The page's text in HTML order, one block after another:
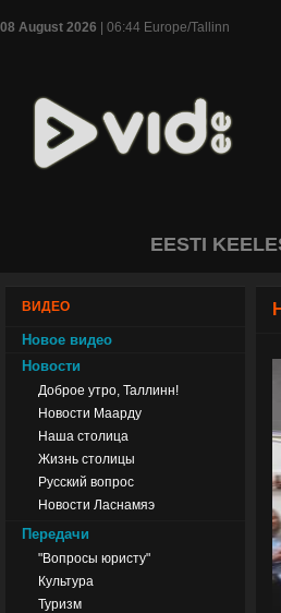
08 August 2026 | 06:44 Europe/Tallinn
EESTI
ВИДЕО
Новое видео
Новости
Доброе утро, Таллинн!
Новости Маарду
Наша столица
Жизнь столицы
Русский вопрос
Новости Ласнамяэ
Передачи
"Вопросы юристу"
Культура
Туризм